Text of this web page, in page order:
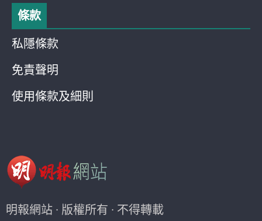
條款
私隱條款
免責聲明
使用條款及細則
明報網站 · 版權所有 · 不得轉載